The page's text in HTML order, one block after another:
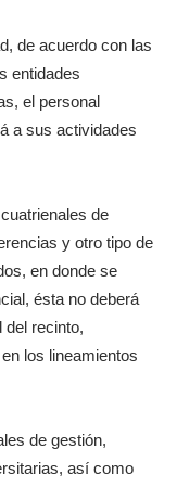
de acuerdo con las
entidades
el personal
a sus actividades
de
y otro tipo de
en donde se
ésta no deberá
del recinto,
los lineamientos
de gestión,
así como